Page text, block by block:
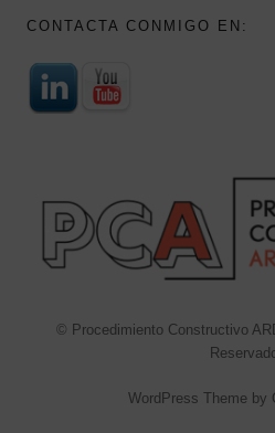
CONTACTA CONMIGO EN:
© Procedimiento Constructivo
WordPress Theme by